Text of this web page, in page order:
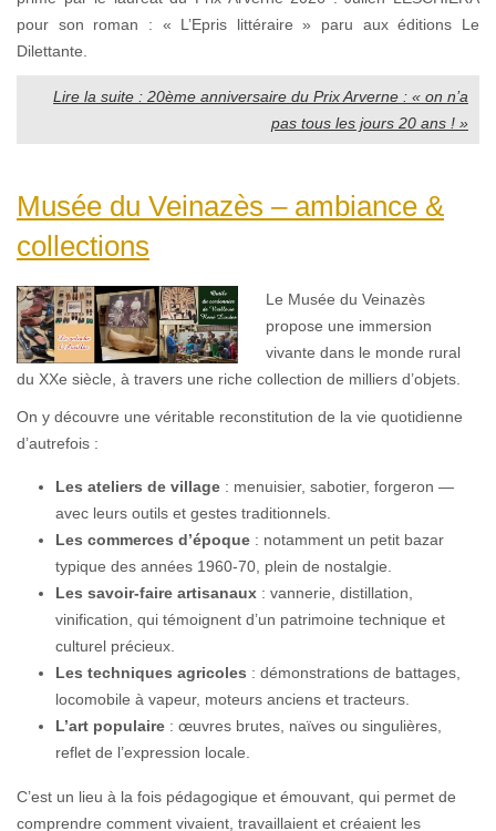
pour son roman : « L’Epris littéraire » paru aux éditions Le
Dilettante.
Lire la suite : 20ème anniversaire du Prix Arverne : « on n’a
pas tous les jours 20 ans ! »
Musée du Veinazès – ambiance &
collections
Le Musée du Veinazès
propose une immersion
vivante dans le monde rural
du XXe siècle, à travers une riche collection de milliers d’objets.
On y découvre une véritable reconstitution de la vie quotidienne
d’autrefois :
Les ateliers de village : menuisier, sabotier, forgeron —
avec leurs outils et gestes traditionnels.
Les commerces d’époque : notamment un petit bazar
typique des années 1960-70, plein de nostalgie.
Les savoir-faire artisanaux : vannerie, distillation,
vinification, qui témoignent d’un patrimoine technique et
culturel précieux.
Les techniques agricoles : démonstrations de battages,
locomobile à vapeur, moteurs anciens et tracteurs.
L’art populaire : œuvres brutes, naïves ou singulières,
reflet de l’expression locale.
C’est un lieu à la fois pédagogique et émouvant, qui permet de
comprendre comment vivaient, travaillaient et créaient les